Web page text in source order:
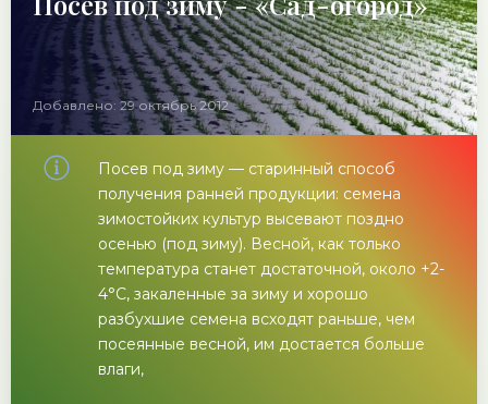
Добавлено: 29 октябрь 2012
Посев под зиму — старинный способ
получения ранней продукции: семена
зимостойких культур высевают поздно
осенью (под зиму). Весной, как только
температура станет достаточной, около +2-
4°C, закаленные за зиму и хорошо
разбухшие семена всходят раньше, чем
посеянные весной, им достается больше
влаги,